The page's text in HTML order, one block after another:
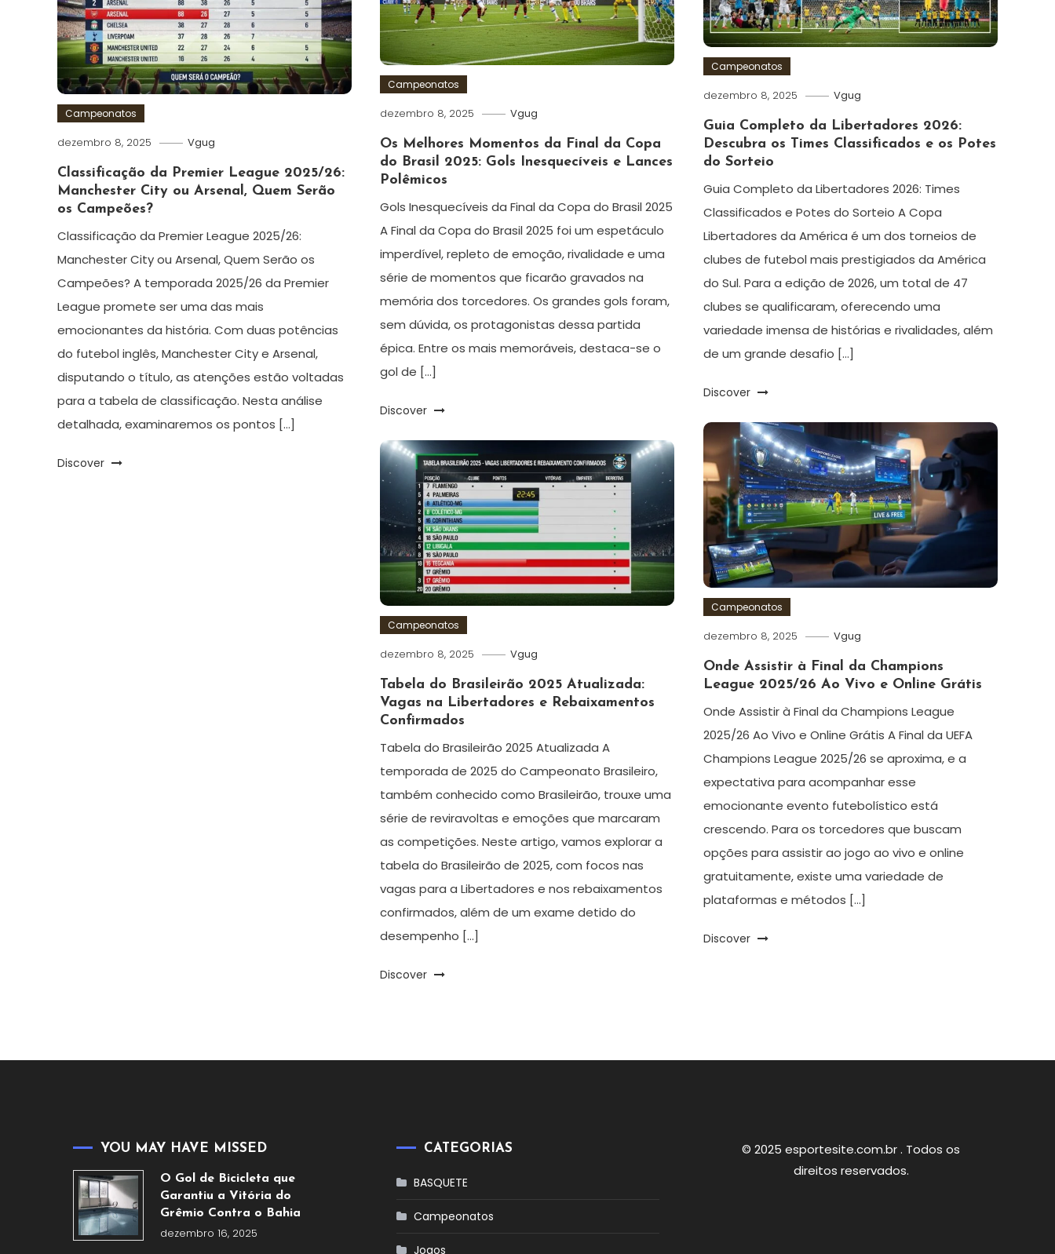
Campeonatos
dezembro 8, 2025 Vgug
Guia Completo da Libertadores 2026:
Descubra os Times Classificados e os Potes
do Sorteio
Guia Completo da Libertadores 2026: Times
Classificados e Potes do Sorteio A Copa
Libertadores da América é um dos torneios de
clubes de futebol mais prestigiados da América
do Sul. Para a edição de 2026, um total de 47
clubes se qualificaram, oferecendo uma
variedade imensa de histórias e rivalidades, além
de um grande desafio […]
Discover
Campeonatos
dezembro 8, 2025 Vgug
Os Melhores Momentos da Final da Copa
do Brasil 2025: Gols Inesquecíveis e Lances
Polêmicos
Gols Inesquecíveis da Final da Copa do Brasil 2025
A Final da Copa do Brasil 2025 foi um espetáculo
imperdível, repleto de emoção, rivalidade e uma
série de momentos que ficarão gravados na
memória dos torcedores. Os grandes gols foram,
sem dúvida, os protagonistas dessa partida
épica. Entre os mais memoráveis, destaca-se o
gol de […]
Discover
Campeonatos
dezembro 8, 2025 Vgug
Classificação da Premier League 2025/26:
Manchester City ou Arsenal, Quem Serão
os Campeões?
Classificação da Premier League 2025/26:
Manchester City ou Arsenal, Quem Serão os
Campeões? A temporada 2025/26 da Premier
League promete ser uma das mais
emocionantes da história. Com duas potências
do futebol inglês, Manchester City e Arsenal,
disputando o título, as atenções estão voltadas
para a tabela de classificação. Nesta análise
detalhada, examinaremos os pontos […]
Discover
Campeonatos
dezembro 8, 2025 Vgug
Onde Assistir à Final da Champions
League 2025/26 Ao Vivo e Online Grátis
Onde Assistir à Final da Champions League
2025/26 Ao Vivo e Online Grátis A Final da UEFA
Champions League 2025/26 se aproxima, e a
expectativa para acompanhar esse
emocionante evento futebolístico está
crescendo. Para os torcedores que buscam
opções para assistir ao jogo ao vivo e online
gratuitamente, existe uma variedade de
plataformas e métodos […]
Discover
Campeonatos
dezembro 8, 2025 Vgug
Tabela do Brasileirão 2025 Atualizada:
Vagas na Libertadores e Rebaixamentos
Confirmados
Tabela do Brasileirão 2025 Atualizada A
temporada de 2025 do Campeonato Brasileiro,
também conhecido como Brasileirão, trouxe uma
série de reviravoltas e emoções que marcaram
as competições. Neste artigo, vamos explorar a
tabela do Brasileirão de 2025, com focos nas
vagas para a Libertadores e nos rebaixamentos
confirmados, além de um exame detido do
desempenho […]
Discover
YOU MAY HAVE MISSED
O Gol de Bicicleta que
Garantiu a Vitória do
Grêmio Contra o Bahia
dezembro 16, 2025
CATEGORIAS
BASQUETE
Campeonatos
Jogos
© 2025 esportesite.com.br . Todos os
direitos reservados.